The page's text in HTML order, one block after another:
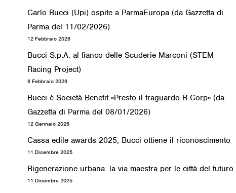
Carlo Bucci (Upi) ospite a ParmaEuropa (da Gazzetta di
Parma del 11/02/2026)
12 Febbraio 2026
Bucci S.p.A. al fianco delle Scuderie Marconi (STEM
Racing Project)
6 Febbraio 2026
Bucci è Società Benefit «Presto il traguardo B Corp» (da
Gazzetta di Parma del 08/01/2026)
12 Gennaio 2026
Cassa edile awards 2025, Bucci ottiene il riconoscimento
11 Dicembre 2025
Rigenerazione urbana: la via maestra per le città del futuro
11 Dicembre 2025